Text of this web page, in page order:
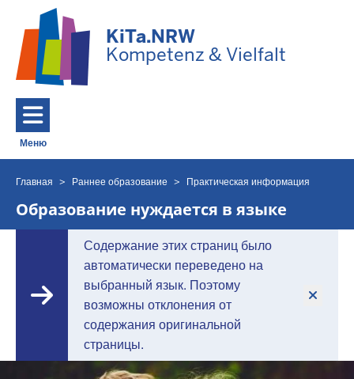
Перейти к основному содержанию
KiTa.NRW
Kompetenz & Vielfalt
Меню
Toggle navigation: Главное меню
Вы
находитесь
здесь
Главная Раннее образование Практическая информация
Образование нуждается в языке
Содержание этих страниц было
автоматически переведено на
выбранный язык. Поэтому
возможны отклонения от
содержания оригинальной
страницы.